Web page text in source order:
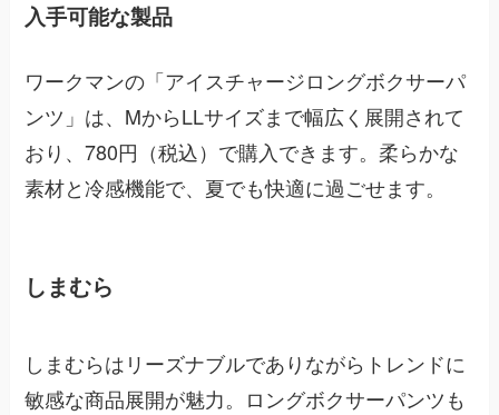
入手可能な製品
ワークマンの「アイスチャージロングボクサーパ
ンツ」は、MからLLサイズまで幅広く展開されて
おり、780円（税込）で購入できます。柔らかな
素材と冷感機能で、夏でも快適に過ごせます。
しまむら
しまむらはリーズナブルでありながらトレンドに
敏感な商品展開が魅力。ロングボクサーパンツも